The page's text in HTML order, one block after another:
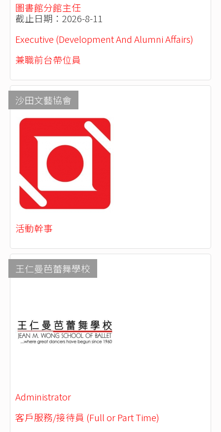
圖書館分館主任
截止日期：2026-8-11
Executive (Development And Alumni Affairs)
兼職前台帶位員
沙田文藝協會
活動幹事
王仁曼芭蕾舞學校
Administrator
客戶服務/接待員 (Full or Part Time)